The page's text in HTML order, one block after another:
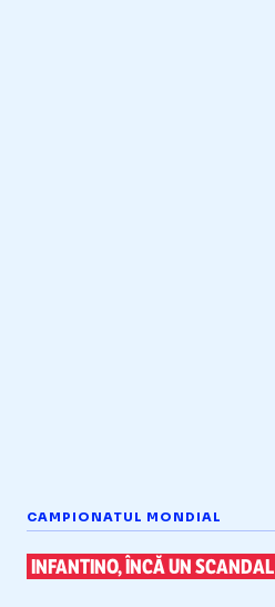
CAMPIONATUL MONDIAL
INFANTINO, ÎNCĂ UN SCANDAL